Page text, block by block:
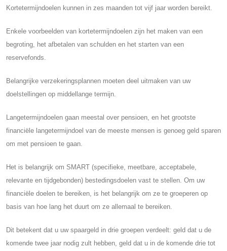
Kortetermijndoelen kunnen in zes maanden tot vijf jaar worden bereikt.
Enkele voorbeelden van kortetermijndoelen zijn het maken van een
begroting, het afbetalen van schulden en het starten van een
reservefonds.
Belangrijke verzekeringsplannen moeten deel uitmaken van uw
doelstellingen op middellange termijn.
Langetermijndoelen gaan meestal over pensioen, en het grootste
financiële langetermijndoel van de meeste mensen is genoeg geld sparen
om met pensioen te gaan.
Het is belangrijk om SMART (specifieke, meetbare, acceptabele,
relevante en tijdgebonden) bestedingsdoelen vast te stellen. Om uw
financiële doelen te bereiken, is het belangrijk om ze te groeperen op
basis van hoe lang het duurt om ze allemaal te bereiken.
Dit betekent dat u uw spaargeld in drie groepen verdeelt: geld dat u de
komende twee jaar nodig zult hebben, geld dat u in de komende drie tot